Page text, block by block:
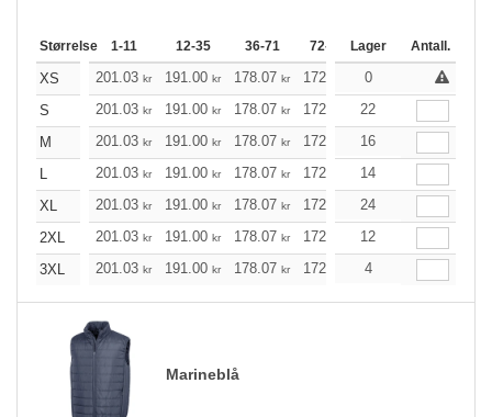
Størrelse 1-11 12-35 36-71 72-143 144-287
Lager Antall.
XS 201.03 kr 191.00 kr 178.07 kr 172.38 159.45
0
S
201.03 kr 191.00 kr 178.07 kr 172.38 163.68
22
M
201.03 kr 191.00 kr 178.07 kr 172.38 163.68
16
L
201.03 kr 191.00 kr 178.07 kr 172.38 163.68
14
XL
201.03 kr 191.00 kr 178.07 kr 172.38 163.68
24
2XL
201.03 kr 191.00 kr 178.07 kr 172.38 163.68
12
3XL
201.03 kr 191.00 kr 178.07 kr 172.38 4
Marineblå